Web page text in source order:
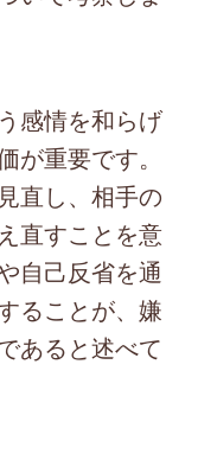
感情を和らげ
が重要です。
直し、相手の
直すことを意
自己反省を通
ることが、嫌
あると述べて